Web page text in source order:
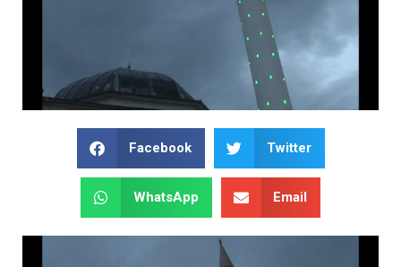
Facebook Twitter
WhatsApp Email